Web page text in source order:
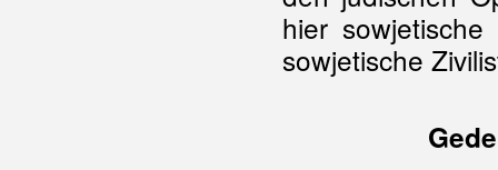
hier
sowjetische